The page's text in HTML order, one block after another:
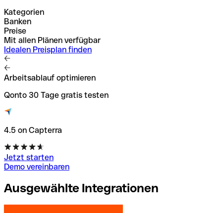
Kategorien
Banken
Preise
Mit allen Plänen verfügbar
Idealen Preisplan finden
Arbeitsablauf optimieren
Qonto 30 Tage gratis testen
4.5 on Capterra
Jetzt starten
Demo vereinbaren
Ausgewählte Integrationen